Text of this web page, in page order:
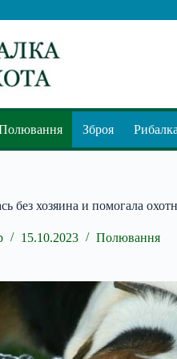
Зброя Рибалка
без хозяина и помогала
15.10.2023 Полювання